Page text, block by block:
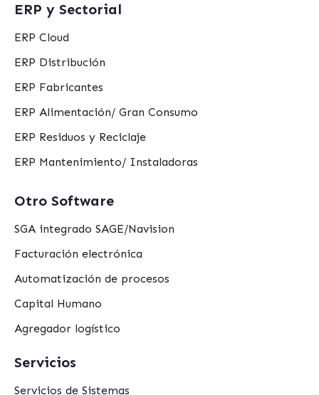
ERP y Sectorial
ERP Cloud
ERP Distribución
ERP Fabricantes
ERP Alimentación/ Gran Consumo
ERP Residuos y Reciclaje
ERP Mantenimiento/ Instaladoras
Otro Software
SGA integrado SAGE/Navision
Facturación electrónica
Automatización de procesos
Capital Humano
Agregador logístico
Servicios
Servicios de Sistemas